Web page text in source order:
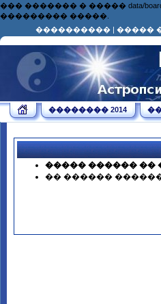
��� ������� � ����� data/
��������� �����.
���������� | �����
�������� 2014
����� ������ ��
�� ������